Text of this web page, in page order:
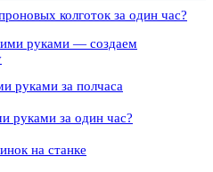
колготок за один час?
руками — создаем
руками за полчаса
руками за один час?
на станке